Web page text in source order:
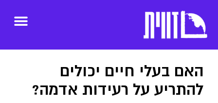
האם בעלי חיים יכולים
להתריע על רעידות אדמה?